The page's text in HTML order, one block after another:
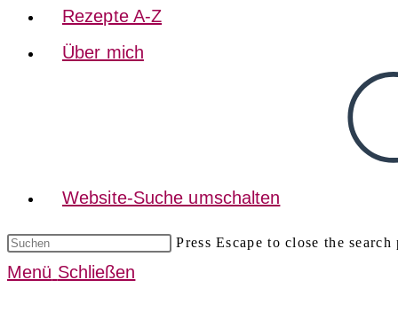
Rezepte A-Z
Über mich
Website-Suche umschalten
Press Escape to close the search
Menü Schließen